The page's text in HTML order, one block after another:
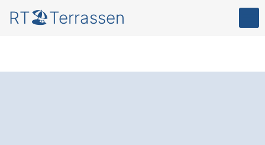
RT🏖️Terrassen